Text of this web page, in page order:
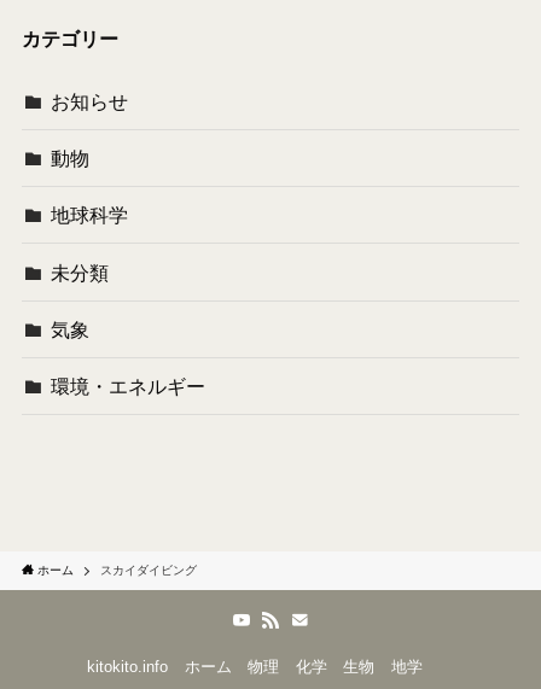
カテゴリー
お知らせ
動物
地球科学
未分類
気象
環境・エネルギー
ホーム スカイダイビング
kitokito.info ホーム 物理 化学 生物 地学